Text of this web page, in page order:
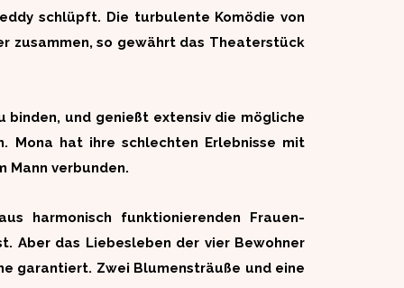
schlüpft. Die turbulente Komödie von
zusammen, so gewährt das Theaterstück
binden, und genießt extensiv die mögliche
Mona hat ihre schlechten Erlebnisse mit
Mann verbunden.
harmonisch funktionierenden Frauen-
Aber das Liebesleben der vier Bewohner
garantiert. Zwei Blumensträuße und eine